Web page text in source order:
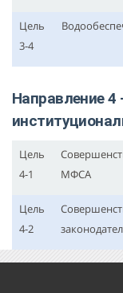
Цель
3-4
Направление 4
Цель
4-1
МФСА
Цель
4-2